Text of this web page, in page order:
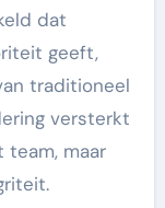
dat
geeft,
traditioneel
versterkt
team, maar